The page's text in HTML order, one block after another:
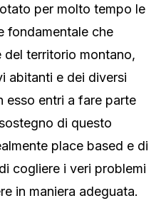
per molto tempo le
fondamentale che
territorio montano,
abitanti e dei diversi
esso entri a fare parte
di questo
place based e di
cogliere i veri problemi
in maniera adeguata.